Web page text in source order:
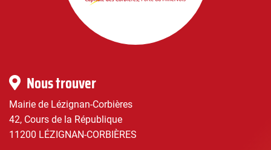
Infos
pratiques
Nous trouver
Mairie de Lézignan-Corbières
42, Cours de la République
11200 LÉZIGNAN-CORBIÈRES